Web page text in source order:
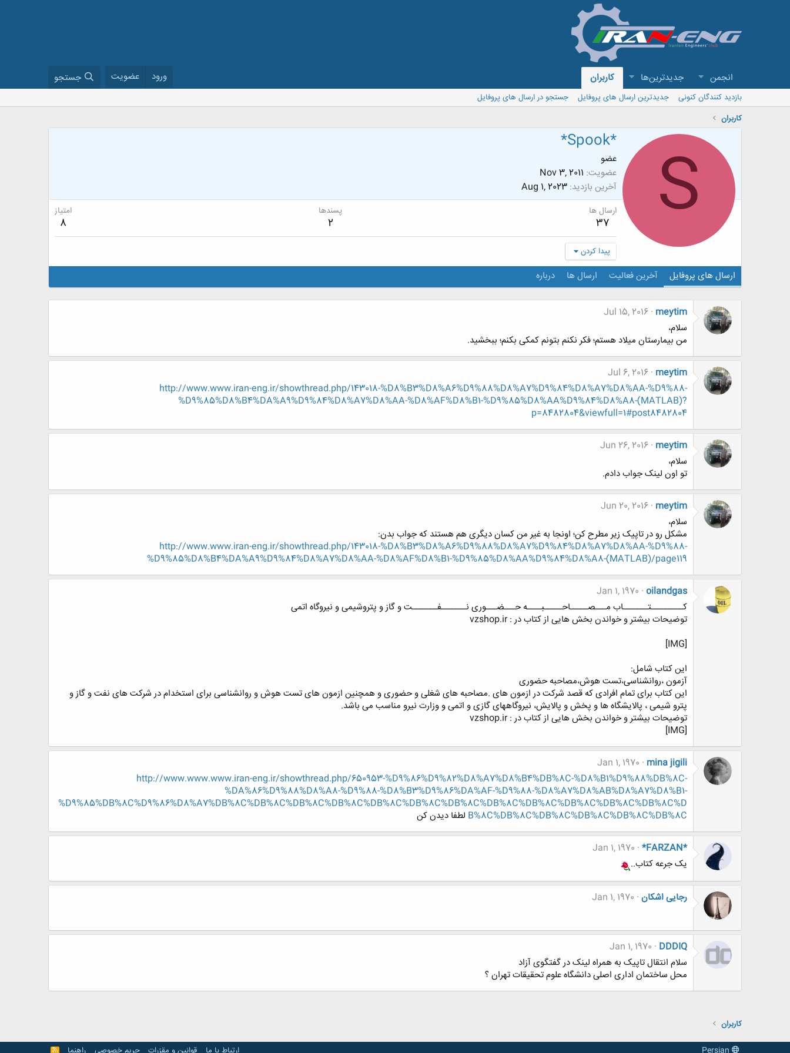
انجمن جدیدترین‌ها کاربران ورود عضویت جستجو
بازدید کنندگان کنونی جدیدترین ارسال های پروفایل
جستجو در ارسال های پروفایل
کاربران
S
*Spook*
عضو
عضویت Nov 3, 2011
آخرین بازدید Aug 1, 2023
ارسال ها
37
پسندها
2
امتیاز
8
پیدا کردن
ارسال های پروفایل آخرین فعالیت ارسال ها درباره
meytim
Jul 15, 2016
سلام،
من بیمارستان میلاد هستم؛ فکر نکنم بتونم کمکی بکنم؛ ببخشید.
meytim
Jul 6, 2016
http://www.www.iran-eng.ir/showthread.php/143018-%D8%B3%D8%A6%D9%88%D8%A7%D9%84%D8%A7%D8%AA-%D9%88-
%D9%85%D8%B4%DA%A9%D9%84%D8%A7%D8%AA-%D8%AF%D8%B1-%D9%85%D8%AA%D9%84%D8%A8-(MATLAB)?
p=8482804&viewfull=1#post8482804
meytim
Jun 26, 2016
سلام،
تو اون لینک جواب دادم.
meytim
Jun 20, 2016
سلام،
مشکل رو در تاپیک زیر مطرح کن؛ اونجا به غیر من کسان دیگری هم هستند که جواب بدن:
http://www.www.iran-eng.ir/showthread.php/143018-%D8%B3%D8%A6%D9%88%D8%A7%D9%84%D8%A7%D8%AA-%D9%88-
%D9%85%D8%B4%DA%A9%D9%84%D8%A7%D8%AA-%D8%AF%D8%B1-%D9%85%D8%AA%D9%84%D8%A8-(MATLAB)/page119
oilandgas
Jan 1, 1970
کـــــــــتـــــــاب مـــصـــــاحـــــبــــه حـــضـــوری نـــــــفـــــــت و گاز و پتروشیمی و نیروگاه اتمی
توضیحات بیشتر و خواندن بخش هایی از کتاب در : vzshop.ir
[IMG]
این کتاب شامل:
آزمون ،روانشناسی،تست هوش،مصاحبه حضوری
این کتاب برای تمام افرادی که قصد شرکت در ازمون های .مصاحبه های شغلی و حضوری و همچنین ازمون های تست هوش و روانشناسی برای استخدام در شرکت های نفت و گاز و
پترو شیمی ، پالایشگاه ها و پخش و پالایش، نیروگاههای گازی و اتمی و وزارت نیرو مناسب می باشد.
توضیحات بیشتر و خواندن بخش هایی از کتاب در : vzshop.ir
[IMG]
mina jigili
Jan 1, 1970
http://www.www.www.iran-eng.ir/showthread.php/650953-%D9%86%D9%82%D8%A7%D8%B4%DB%8C-%D8%B1%D9%88%DB%8C-
%DA%86%D9%88%D8%A8-%D9%88-%D8%B3%D9%86%DA%AF-%D9%88-%D8%A7%D8%AB%D8%A7%D8%B1-
%D9%85%DB%8C%D9%86%D8%A7%DB%8C%DB%8C%DB%8C%DB%8C%DB%8C%DB%8C%DB%8C%DB%8C%DB%8C%DB%8C%DB%8C%DB%8C%D
B%8C%DB%8C%DB%8C%DB%8C%DB%8C%DB%8C لطفا دیدن کن
*FARZAN*
Jan 1, 1970
یک جرعه کتاب..
رجایی اشکان Jan 1, 1970
DDDIQ
Jan 1, 1970
سلام انتقال تاپیک به همراه لینک در گفتگوی آزاد
محل ساختمان اداری اصلی دانشگاه علوم تحقیقات تهران ؟
کاربران
R